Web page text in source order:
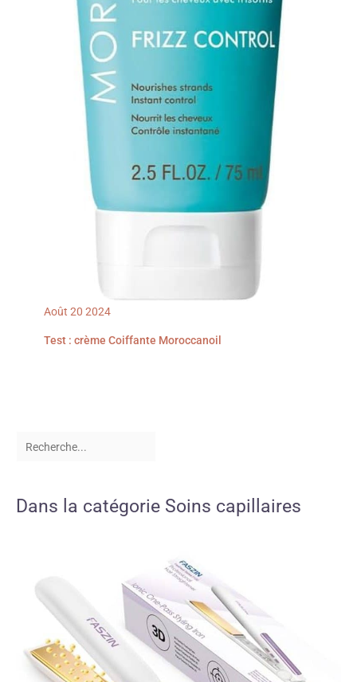
Août 20 2024
Test : crème Coiffante Moroccanoil
Dans la catégorie Soins capillaires